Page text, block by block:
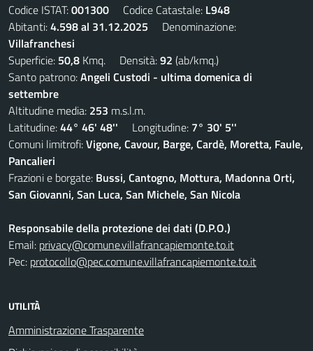
Codice ISTAT:001300 Codice Catastale: L948
Abitanti:4.598 al 31.12.2025 Denominazione:
Villafranchesi
Superficie: 50,8 Kmq. Densità:92 (ab/kmq.)
Santo patrono:Angeli Custodi - ultima domenica di
settembre
Altitudine media: 253 m.s.l.m.
Latitudine:44° 46' 48'' Longitudine: 7° 30' 5''
Comuni limitrofi:Vigone, Cavour, Barge, Cardè, Moretta, Faule,
Pancalieri
Frazioni e borgate: Bussi, Cantogno, Mottura, Madonna Orti,
San Giovanni, San Luca, San Michele, San Nicola
Responsabile della protezione dei dati (D.P.O.)
Email: privacy@comune.villafrancapiemonte.to.it
Pec: protocollo@pec.comune.villafrancapiemonte.to.it
UTILITÀ
Amministrazione Trasparente